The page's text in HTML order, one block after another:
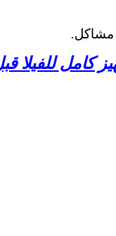
مشاكل.
كامل للفيلا